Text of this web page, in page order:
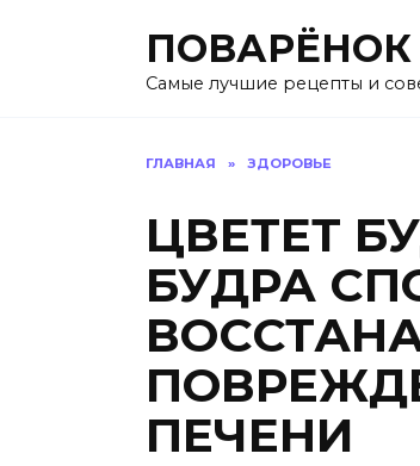
ПОВАРЁНОК
Самые лучшие рецепты и
ГЛАВНАЯ » ЗДОРОВЬЕ
ЦВЕТЕТ
БУДРА
ПЕЧЕНИ